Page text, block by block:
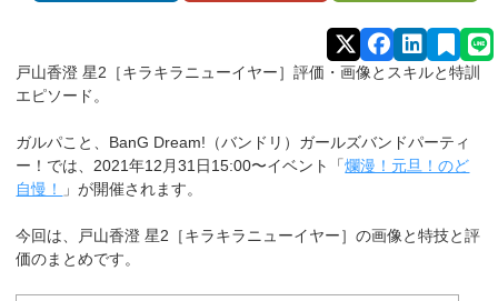
戸山香澄 星2［キラキラニューイヤー］評価・画像とスキルと特訓
エピソード。
ガルパこと、BanG Dream!（バンドリ）ガールズバンドパーティ
ー！では、2021年12月31日15:00〜イベント「爛漫！元旦！のど
自慢！
」が開催されます。
今回は、戸山香澄 星2［キラキラニューイヤー］の画像と特技と評
価のまとめです。